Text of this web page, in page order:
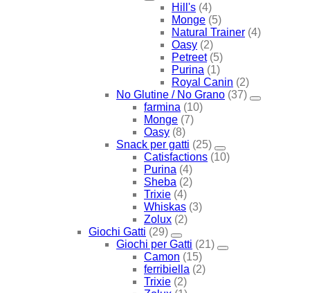
Hill's (4)
Monge (5)
Natural Trainer (4)
Oasy (2)
Petreet (5)
Purina (1)
Royal Canin (2)
No Glutine / No Grano (37)
farmina (10)
Monge (7)
Oasy (8)
Snack per gatti (25)
Catisfactions (10)
Purina (4)
Sheba (2)
Trixie (4)
Whiskas (3)
Zolux (2)
Giochi Gatti (29)
Giochi per Gatti (21)
Camon (15)
ferribiella (2)
Trixie (2)